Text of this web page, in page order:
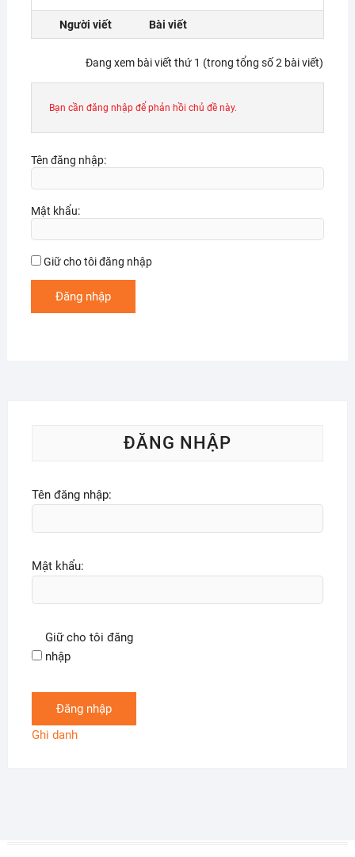
Người viết Bài viết
Đang xem bài viết thứ 1 (trong tổng số 2 bài viết)
Bạn cần đăng nhập để phản hồi chủ đề này.
Tên đăng nhập:
Mật khẩu:
Giữ cho tôi đăng nhập
Đăng nhập
ĐĂNG NHẬP
Tên đăng nhập:
Mật khẩu:
Giữ cho tôi đăng
nhập
Đăng nhập
Ghi danh